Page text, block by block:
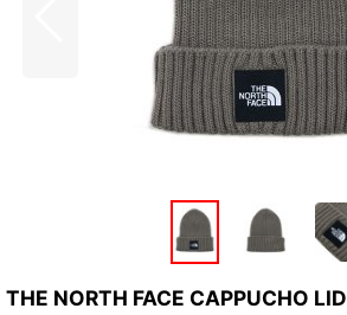
THE NORTH FACE CAPPUCHO LID